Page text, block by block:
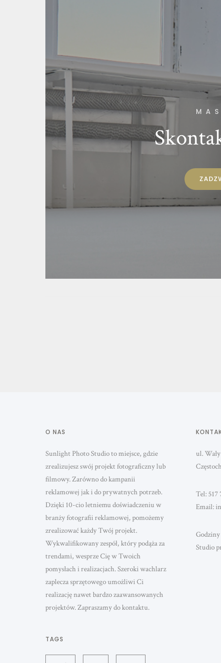
O NAS
Sunlight Photo Studio to miejsce, gdzie
zrealizujesz swój projekt fotograficzny lub
filmowy. Zarówno do kampanii
reklamowej jak i do prywatnych potrzeb.
Dzięki 10-cio letniemu doświadczeniu w
branży fotografii reklamowej, pomożemy
zrealizować każdy Twój projekt.
Wykwalifikowany zespół, który podąża za
trendami, wesprze Cię w Twoich
pomysłach i realizacjach. Szeroki wachlarz
zaplecza sprzętowego umożliwi Ci
realizację nawet bardzo zaawansowanych
projektów. Zapraszamy do kontaktu.
TAGS
ul.
Tel: 517
Email:
Studio